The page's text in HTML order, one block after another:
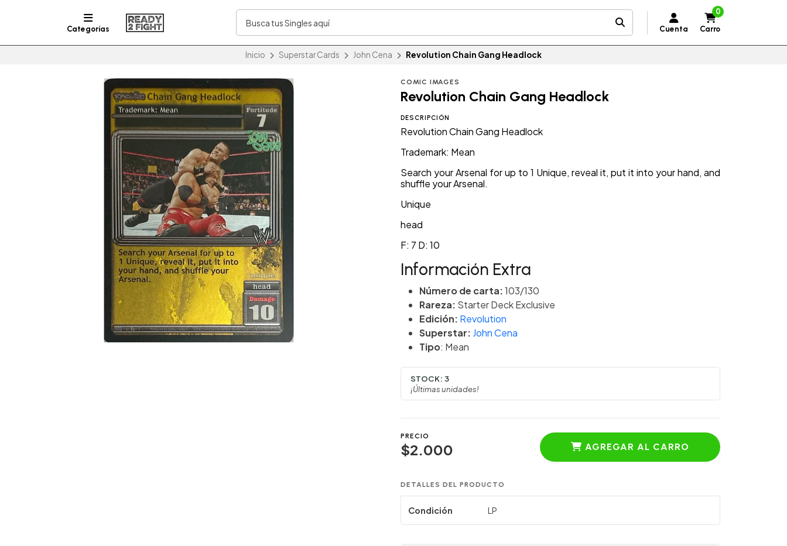
Categorías Cuenta
0
Carro
Inicio Superstar Cards John Cena Revolution Chain Gang Headlock
COMIC IMAGES
Revolution Chain Gang Headlock
DESCRIPCIÓN
Revolution Chain Gang Headlock
Trademark: Mean
Search your Arsenal for up to 1 Unique, reveal it, put it into your hand, and
shuffle your Arsenal.
Unique
head
F: 7 D: 10
Información Extra
Número de carta:103/130
Rareza: Starter Deck Exclusive
Edición: Revolution
Superstar: John Cena
Tipo: Mean
STOCK: 3
¡Últimas unidades!
PRECIO
$2.000 AGREGAR AL CARRO
DETALLES DEL PRODUCTO
Condición LP